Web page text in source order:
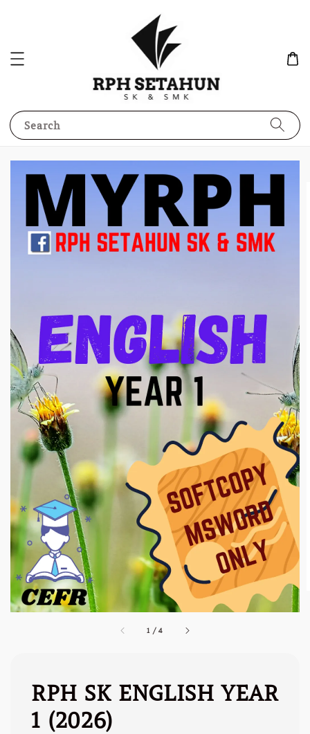
Search
1 /4
RPH SK ENGLISH YEAR
1 (2026)